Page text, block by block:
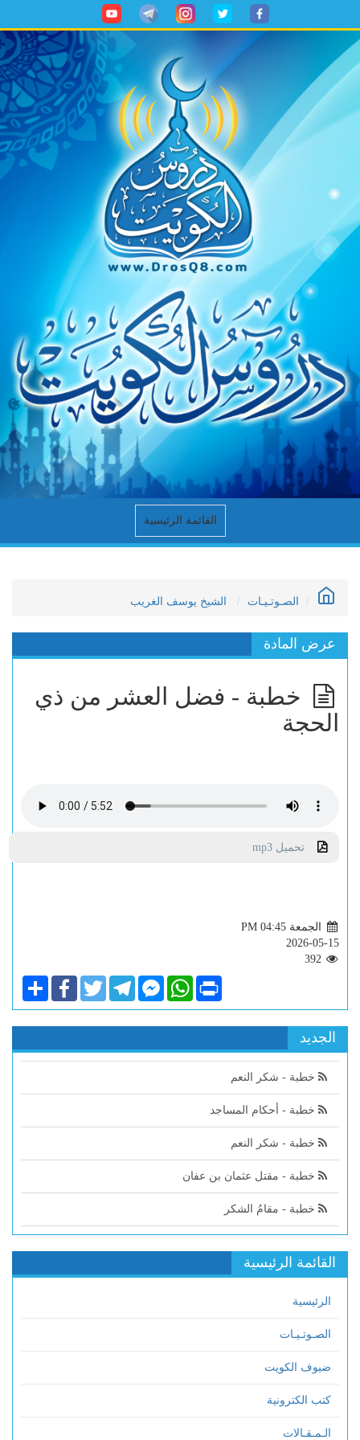
القائمة الرئيسية
الصـوتـيـات الشيخ يوسف الغريب
عرض المادة
خطبة - فضل العشر من ذي
الحجة
تحميل mp3
الجمعة PM 04:45
2026-05-15
ShareFacebookTwitterTelegramFacebook
Messenger
WhatsApp Print
الجديد
خطبة - شكر النعم
خطبة - أحكام المساجد
خطبة - شكر النعم
خطبة - مقتل عثمان بن عفان
خطبة - مقامُ الشكر
القائمة الرئيسية
الرئيسية
الصـوتـيـات
ضيوف الكويت
كتب الكترونية
الـمـقـالات